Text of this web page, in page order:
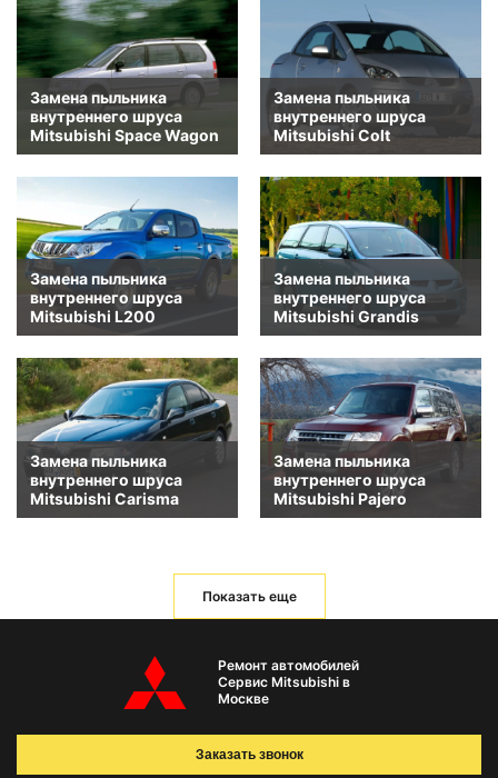
Замена пыльника
внутреннего шруса
Mitsubishi Space Wagon
Замена пыльника
внутреннего шруса
Mitsubishi Colt
Замена пыльника
внутреннего шруса
Mitsubishi L200
Замена пыльника
внутреннего шруса
Mitsubishi Grandis
Замена пыльника
внутреннего шруса
Mitsubishi Carisma
Замена пыльника
внутреннего шруса
Mitsubishi Pajero
Показать еще
Ремонт автомобилей
Сервис Mitsubishi в
Москве
Заказать звонок